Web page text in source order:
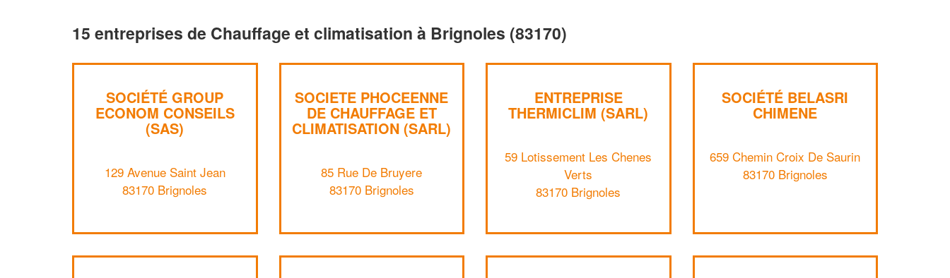
15 entreprises de Chauffage et climatisation à Brignoles (83170)
SOCIÉTÉ GROUP
ECONOM CONSEILS
(SAS)
129 Avenue Saint Jean
83170 Brignoles
SOCIETE PHOCEENNE
DE CHAUFFAGE ET
CLIMATISATION (SARL)
85 Rue De Bruyere
83170 Brignoles
ENTREPRISE
THERMICLIM (SARL)
59 Lotissement Les Chenes
Verts
83170 Brignoles
SOCIÉTÉ BELASRI
CHIMENE
659 Chemin Croix De Saurin
83170 Brignoles
✕
Vous êtes un
professionnel ?
vos
tout en gagnant de
nouveaux clients!